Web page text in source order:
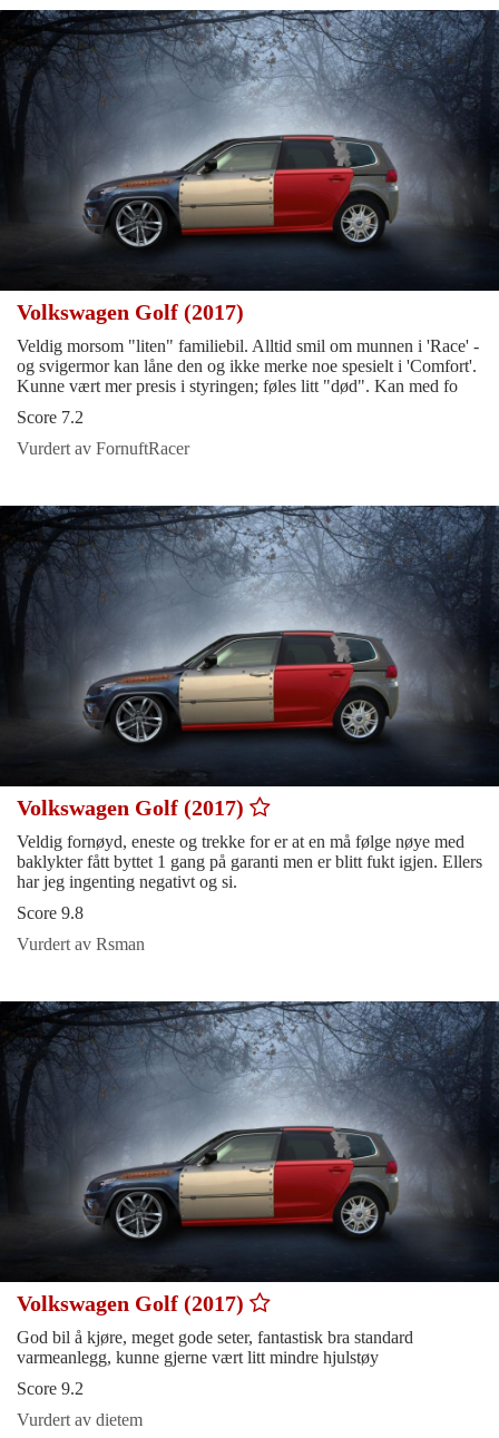
Volkswagen Golf (2017)
Veldig morsom "liten" familiebil. Alltid smil om munnen i 'Race' -
og svigermor kan låne den og ikke merke noe spesielt i 'Comfort'.
Kunne vært mer presis i styringen; føles litt "død". Kan med fo
Score 7.2
Vurdert av FornuftRacer
Volkswagen Golf (2017)
Veldig fornøyd, eneste og trekke for er at en må følge nøye med
baklykter fått byttet 1 gang på garanti men er blitt fukt igjen. Ellers
har jeg ingenting negativt og si.
Score 9.8
Vurdert av Rsman
Volkswagen Golf (2017)
God bil å kjøre, meget gode seter, fantastisk bra standard
varmeanlegg, kunne gjerne vært litt mindre hjulstøy
Score 9.2
Vurdert av dietem